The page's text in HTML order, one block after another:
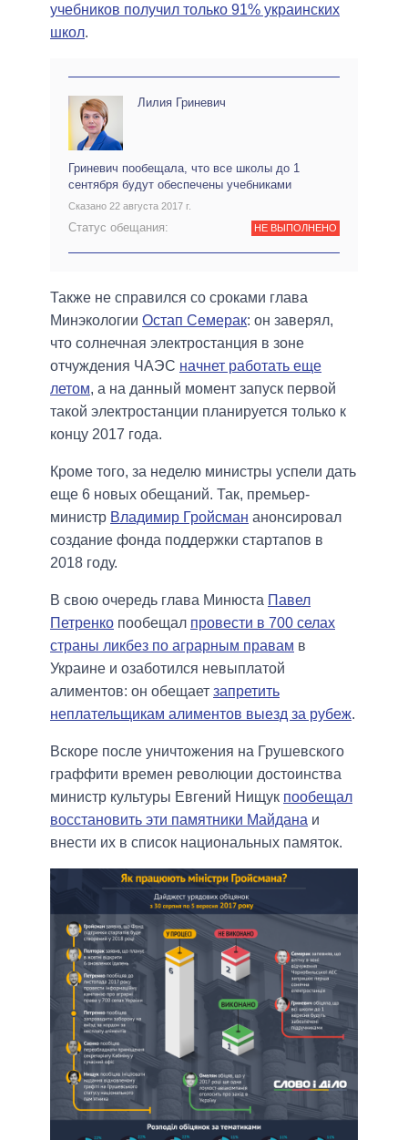
учебников получил только 91% украинских
школ.
Лилия Гриневич
Гриневич пообещала, что все школы до 1
сентября будут обеспечены учебниками
Сказано 22 августа 2017 г.
Статус обещания: НЕ ВЫПОЛНЕНО
Также не справился со сроками глава
Минэкологии Остап Семерак: он заверял,
что солнечная электростанция в зоне
отчуждения ЧАЭС начнет работать еще
летом, а на данный момент запуск первой
такой электростанции планируется только к
концу 2017 года.
Кроме того, за неделю министры успели дать
еще 6 новых обещаний. Так, премьер-
министр Владимир Гройсман анонсировал
создание фонда поддержки стартапов в
2018 году.
В свою очередь глава Минюста Павел
Петренко пообещал провести в 700 селах
страны ликбез по аграрным правам в
Украине и озаботился невыплатой
алиментов: он обещает запретить
неплательщикам алиментов выезд за рубеж.
Вскоре после уничтожения на Грушевского
граффити времен революции достоинства
министр культуры Евгений Нищук пообещал
восстановить эти памятники Майдана и
внести их в список национальных памяток.